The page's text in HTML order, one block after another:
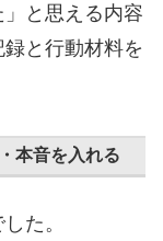
と思える内容
と行動材料を
本音を入れる
た。